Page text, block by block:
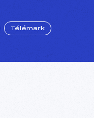
Télémark